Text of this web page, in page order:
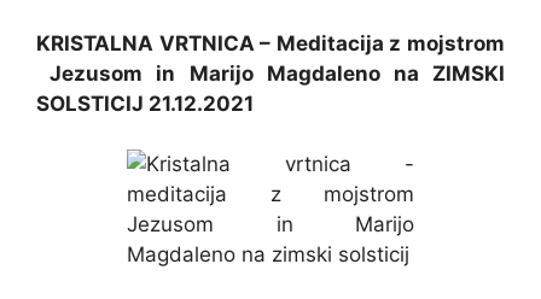
KRISTALNA VRTNICA – Meditacija z mojstrom
Jezusom in Marijo Magdaleno na ZIMSKI
SOLSTICIJ 21.12.2021